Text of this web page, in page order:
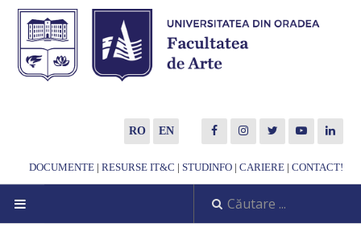
RO EN
DOCUMENTE | RESURSE IT&C | STUDINFO | CARIERE | CONTACT!